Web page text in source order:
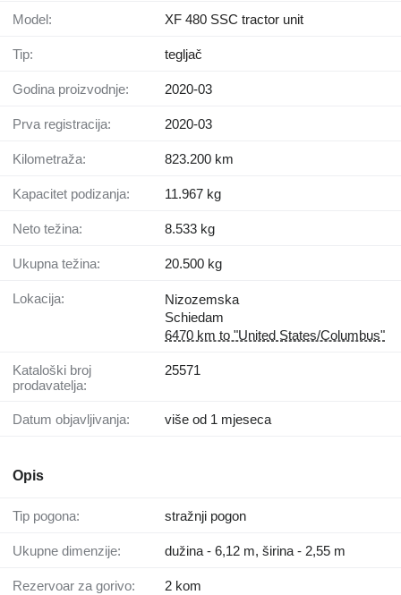
Model: XF 480 SSC tractor unit
Tip: tegljač
Godina proizvodnje: 2020-03
Prva registracija: 2020-03
Kilometraža: 823.200 km
Kapacitet podizanja: 11.967 kg
Neto težina: 8.533 kg
Ukupna težina: 20.500 kg
Lokacija:
Nizozemska
Schiedam
6470 km to "United States/Columbus"
Kataloški broj
prodavatelja:
25571
Datum objavljivanja: više od 1 mjeseca
Opis
Tip pogona: stražnji pogon
Ukupne dimenzije: dužina - 6,12 m, širina - 2,55 m
Rezervoar za gorivo: 2 kom